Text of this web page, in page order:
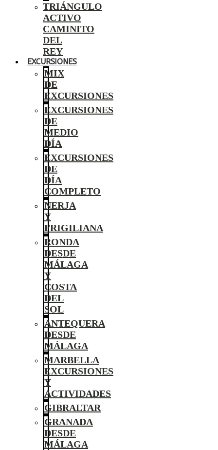
TRIÁNGULO
ACTIVO
CAMINITO
DEL
REY
EXCURSIONES
MIX
DE
EXCURSIONES
EXCURSIONES
DE
MEDIO
DÍA
EXCURSIONES
DE
DÍA
COMPLETO
NERJA
Y
FRIGILIANA
RONDA
DESDE
MÁLAGA
Y
COSTA
DEL
SOL
ANTEQUERA
DESDE
MÁLAGA
MARBELLA
EXCURSIONES
Y
ACTIVIDADES
GIBRALTAR
GRANADA
DESDE
MÁLAGA